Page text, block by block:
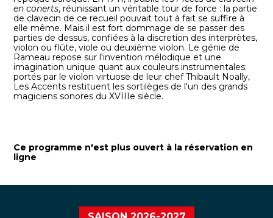
en conerts, réunissant un véritable tour de force : la partie
de clavecin de ce recueil pouvait tout à fait se suffire à
elle même. Mais il est fort dommage de se passer des
parties de dessus, confiées à la discretion des interprètes,
violon ou flûte, viole ou deuxième violon. Le génie de
Rameau repose sur l'invention mélodique et une
imagination unique quant aux couleurs instrumentales:
portés par le violon virtuose de leur chef Thibault Noally,
Les Accents restituent les sortilèges de l'un des grands
magiciens sonores du XVIIIe siècle.
Ce programme n'est plus ouvert à la réservation en
ligne